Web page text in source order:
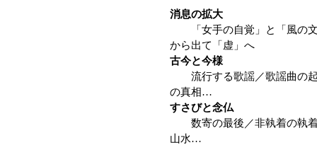
消息の拡大
「女手の自覚」と「風の文
から出て「虚」へ
古今と今様
流行する歌謡／歌謡曲の起
の真相…
すさびと念仏
数寄の最後／非執着の執着
山水…